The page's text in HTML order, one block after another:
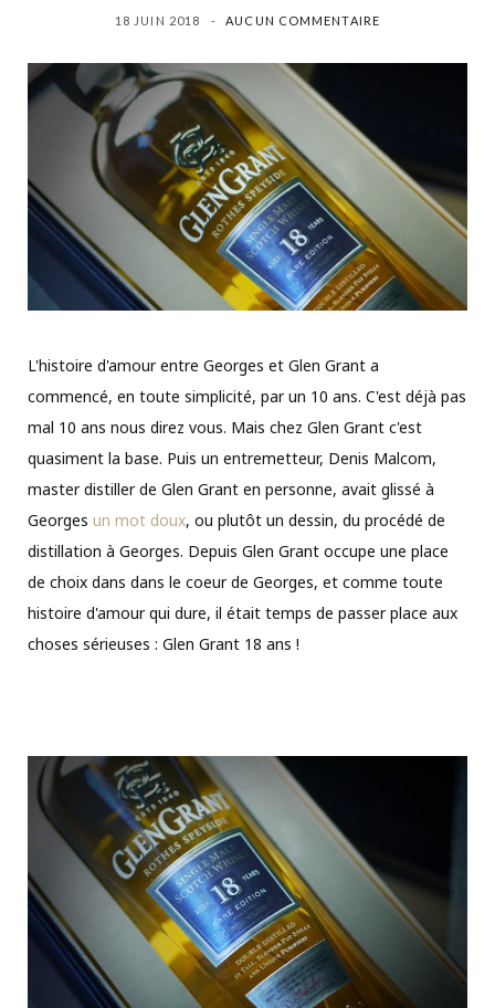
18 JUIN 2018 AUCUN COMMENTAIRE
L'histoire d'amour entre Georges et Glen Grant a
commencé, en toute simplicité, par un 10 ans. C'est déjà pas
mal 10 ans nous direz vous. Mais chez Glen Grant c'est
quasiment la base. Puis un entremetteur, Denis Malcom,
master distiller de Glen Grant en personne, avait glissé à
Georges un mot doux, ou plutôt un dessin, du procédé de
distillation à Georges. Depuis Glen Grant occupe une place
de choix dans dans le coeur de Georges, et comme toute
histoire d'amour qui dure, il était temps de passer place aux
choses sérieuses : Glen Grant 18 ans !